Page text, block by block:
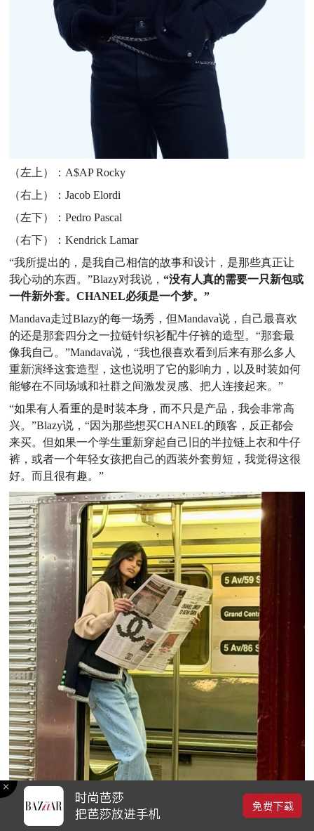
（左上）：A$AP Rocky
（右上）：Jacob Elordi
（左下）：PedroPascal
（右下）：Kendrick Lamar
“我所提出的，是我自己相信的故事和设计，是那些真正让
我心动的东西。”Blazy对我说，“没有人真的需要一只新包或
一件新外套。CHANEL必须是一个梦。”
Mandava走过Blazy的每一场秀，但Mandava说，自己最喜欢
的还是那套四分之一拉链针织衫配牛仔裤的造型。“那套最
像我自己。”Mandava说，“我也很喜欢看到后来有那么多 人
重新演绎这套造型，这也说明了它的影响力，以及时装如何
能够在不同场域和社群之间激发灵感、把人连接起来。”
“如果有人看重的是时装本身，而不只是产品，我会非常高
兴。”Blazy说，“因为那些想买CHANEL的顾客，反正都会
来买。但如果一个学生重新穿起自己旧的半拉链上衣和牛仔
裤，或者一个年轻女孩把自己的西装外套剪短，我觉得这很
好。而且很有趣。”